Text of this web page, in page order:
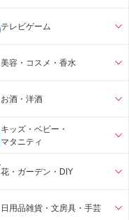
テレビゲーム
美容・コスメ・香水
お酒・洋酒
キッズ・ベビー・
マタニティ
花・ガーデン・DIY
日用品雑貨・文房具・手芸